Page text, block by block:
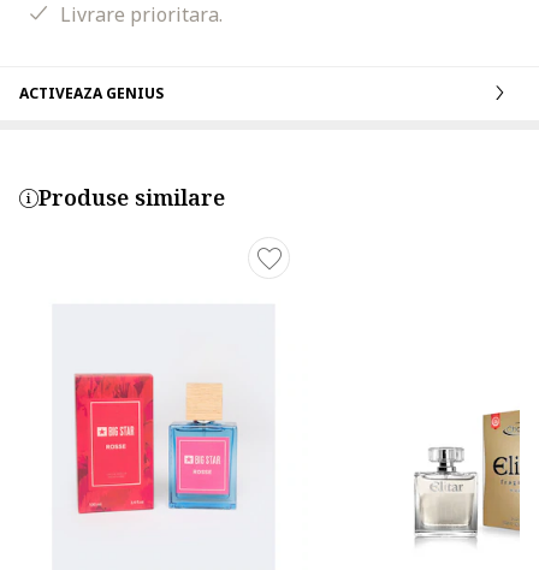
Livrare prioritara.
ACTIVEAZA GENIUS
Produse similare